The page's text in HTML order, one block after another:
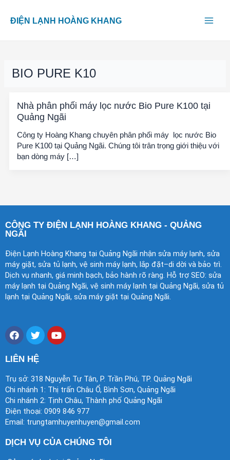
content
ĐIỆN LẠNH HOÀNG KHANG
BIO PURE K10
Nhà phân phối máy lọc nước Bio Pure K100 tại
Quảng Ngãi
Công ty Hoàng Khang chuyên phân phối máy lọc nước Bio
Pure K100 tại Quảng Ngãi. Chúng tôi trân trọng giới thiệu với
bạn dòng máy […]
CÔNG TY ĐIỆN LẠNH HOÀNG KHANG - QUẢNG
NGÃI
Điện Lạnh Hoàng Khang tại Quảng Ngãi nhận sửa máy lạnh, sửa
máy giặt, sửa tủ lạnh, vệ sinh máy lạnh, lắp đặt–di dời và bảo trì.
Dịch vụ nhanh, giá minh bạch, bảo hành rõ ràng. Hỗ trợ SEO: sửa
máy lạnh tại Quảng Ngãi, vệ sinh máy lạnh tại Quảng Ngãi, sửa tủ
lạnh tại Quảng Ngãi, sửa máy giặt tại Quảng Ngãi.
F
a
e
o
o
k
T
w
t
e
r
Y
o
b
e
LIÊN HỆ
Trụ sở: 318 Nguyễn Tự Tân, P. Trần Phú, TP. Quảng Ngãi
Chi nhánh 1: Thị trấn Châu Ổ, Bình Sơn, Quảng Ngãi
Chi nhánh 2: Tịnh Châu, Thành phố Quảng Ngãi
Điện thoại: 0909 846 977
Email: trungtamhuyenhuyen@gmail.com
DỊCH VỤ CỦA CHÚNG TÔI